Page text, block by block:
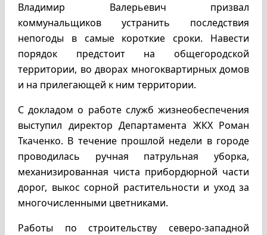
Владимир Валерьевич призвал
коммунальщиков устранить последствия
непогоды в самые короткие сроки. Навести
порядок предстоит на общегородской
территории, во дворах многоквартирных домов
и на прилегающей к ним территории.
С докладом о работе служб жизнеобеспечения
выступил директор Департамента ЖКХ Роман
Ткаченко. В течение прошлой недели в городе
проводилась ручная патрульная уборка,
механизированная чиста прибордюрной части
дорог, выкос сорной растительности и уход за
многочисленными цветниками.
Работы по строительству северо-западной